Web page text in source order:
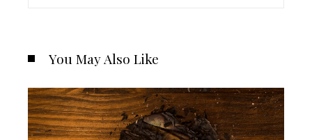
You May Also Like